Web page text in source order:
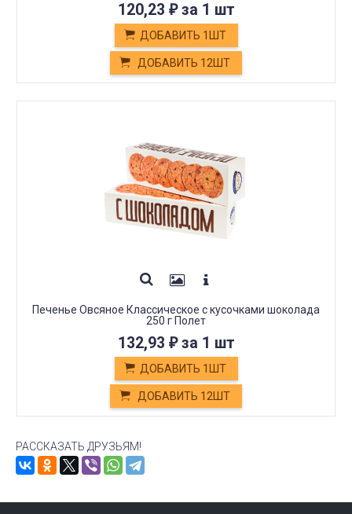
120,23 ₽за 1 шт
ДОБАВИТЬ 1ШТ
ДОБАВИТЬ 12ШТ
Печенье Овсяное Классическое с кусочками шоколада
250 г Полет
132,93 ₽за 1 шт
ДОБАВИТЬ 1ШТ
ДОБАВИТЬ 12ШТ
РАССКАЗАТЬ ДРУЗЬЯМ!